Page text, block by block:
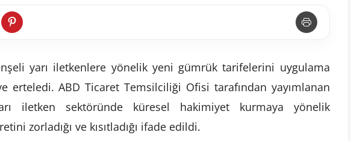
yarı iletkenlere yönelik yeni gümrük tarifelerini uygulama
erteledi. ABD Ticaret Temsilciliği Ofisi tarafından yayımlanan
iletken sektöründe küresel hakimiyet kurmaya yönelik
zorladığı ve kısıtladığı ifade edildi.